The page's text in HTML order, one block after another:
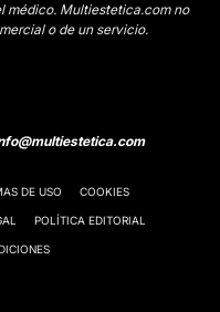
médico. Multiestetica.com no
o de un servicio.
DE USO COOKIES
POLÍTICA EDITORIAL